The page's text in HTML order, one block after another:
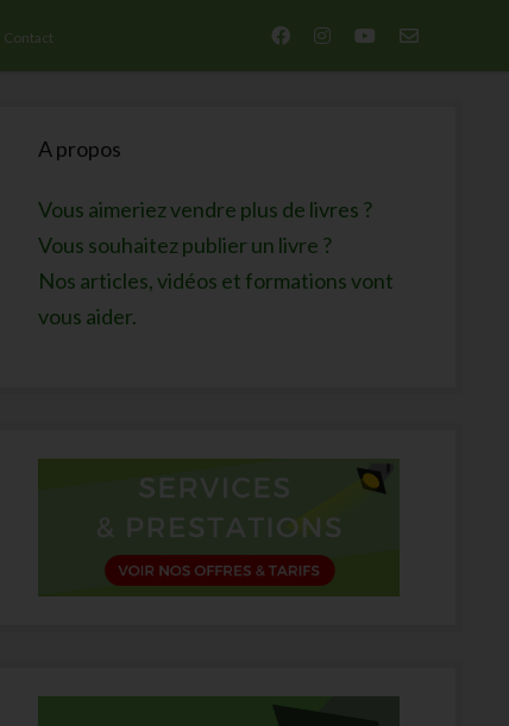
Contact facebookinstagram
youtubeemail-
Sidebar
A propos
Vous aimeriez vendre plus de livres ?
Vous souhaitez publier un livre ?
Nos articles, vidéos et formations vont
vous aider.